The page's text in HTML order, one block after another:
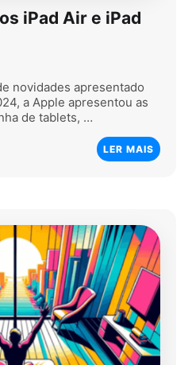
iPad Air e iPad
novidades apresentado
a Apple apresentou as
de tablets, …
LER MAIS